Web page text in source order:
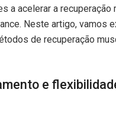
a acelerar a recuperação
Neste artigo, vamos
de recuperação
e